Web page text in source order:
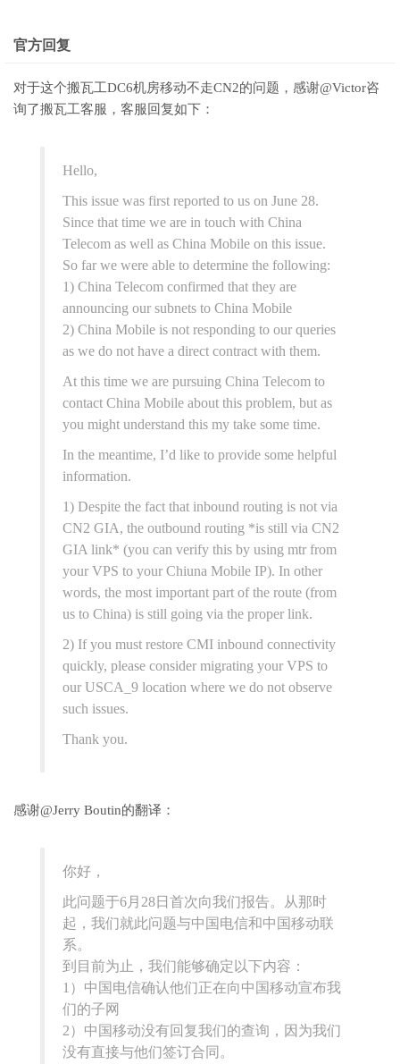
官方回复
对于这个搬瓦工DC6机房移动不走CN2的问题，感谢@Victor咨
询了搬瓦工客服，客服回复如下：
Hello,
This issue was first reported to us on June 28.
Since that time we are in touch with China
Telecom as well as China Mobile on this issue.
So far we were able to determine the following:
1) China Telecom confirmed that they are
announcing our subnets to China Mobile
2) China Mobile is not responding to our queries
as we do not have a direct contract with them.
At this time we are pursuing China Telecom to
contact China Mobile about this problem, but as
you might understand this my take some time.
In the meantime, I’d like to provide some helpful
information.
1) Despite the fact that inbound routing is not via
CN2 GIA, the outbound routing *is still via CN2
GIA link* (you can verify this by using mtr from
your VPS to your Chiuna Mobile IP). In other
words, the most important part of the route (from
us to China) is still going via the proper link.
2) If you must restore CMI inbound connectivity
quickly, please consider migrating your VPS to
our USCA_9 location where we do not observe
such issues.
Thank you.
感谢@Jerry Boutin的翻译：
你好，
此问题于6月28日首次向我们报告。从那时
起，我们就此问题与中国电信和中国移动联
系。
到目前为止，我们能够确定以下内容：
1）中国电信确认他们正在向中国移动宣布我
们的子网
2）中国移动没有回复我们的查询，因为我们
没有直接与他们签订合同。